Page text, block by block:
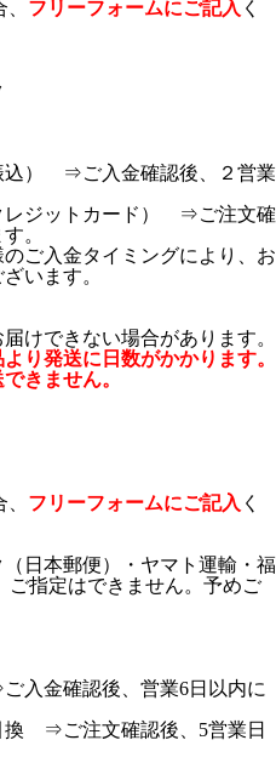
フリーフォームにご記入 く
込） ⇒ご入金確認後、２営業
レジットカード） ⇒ご注文確
。
ご入金タイミングにより、お
います。
けできない場合があります。
り発送に日数がかかります。
きません。
フリーフォームにご記入 く
（日本郵便）・ヤマト運輸・福
ご指定はできません。予めご
入金確認後、営業6日以内に
換 ⇒ご注文確認後、5営業日